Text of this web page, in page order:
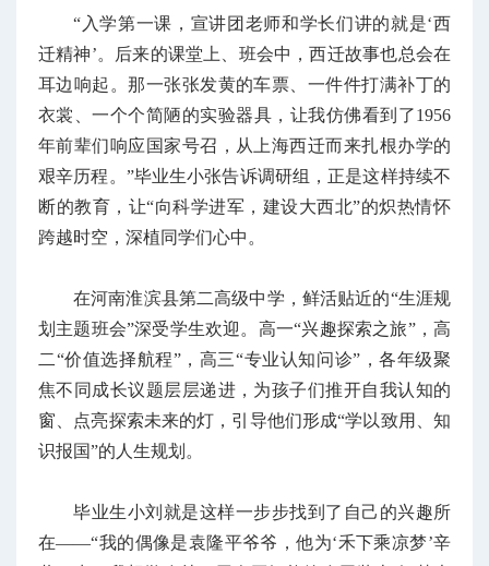
“入学第一课，宣讲团老师和学长们讲的就是‘西
迁精神’。后来的课堂上、班会中，西迁故事也总会在
耳边响起。那一张张发黄的车票、一件件打满补丁的
衣裳、一个个简陋的实验器具，让我仿佛看到了1956
年前辈们响应国家号召，从上海西迁而来扎根办学的
艰辛历程。”毕业生小张告诉调研组，正是这样持续不
断的教育，让“向科学进军，建设大西北”的炽热情怀
跨越时空，深植同学们心中。
在河南淮滨县第二高级中学，鲜活贴近的“生涯规
划主题班会”深受学生欢迎。高一“兴趣探索之旅”，高
二“价值选择航程”，高三“专业认知问诊”，各年级聚
焦不同成长议题层层递进，为孩子们推开自我认知的
窗、点亮探索未来的灯，引导他们形成“学以致用、知
识报国”的人生规划。
毕业生小刘就是这样一步步找到了自己的兴趣所
在——“我的偶像是袁隆平爷爷，他为‘禾下乘凉梦’辛